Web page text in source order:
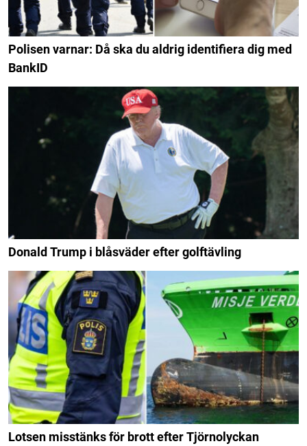
Polisen varnar: Då ska du aldrig identifiera dig med
BankID
Donald Trump i blåsväder efter golftävling
Lotsen misstänks för brott efter Tjörnolyckan